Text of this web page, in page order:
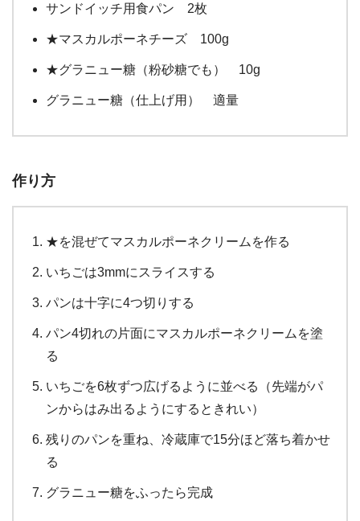
サンドイッチ用食パン 2枚
★マスカルポーネチーズ 100g
★グラニュー糖（粉砂糖でも） 10g
グラニュー糖（仕上げ用） 適量
作り方
★を混ぜてマスカルポーネクリームを作る
いちごは3mmにスライスする
パンは十字に4つ切りする
パン4切れの片面にマスカルポーネクリームを塗
る
いちごを6枚ずつ広げるように並べる（先端がパ
ンからはみ出るようにするときれい）
残りのパンを重ね、冷蔵庫で15分ほど落ち着かせ
る
グラニュー糖をふったら完成